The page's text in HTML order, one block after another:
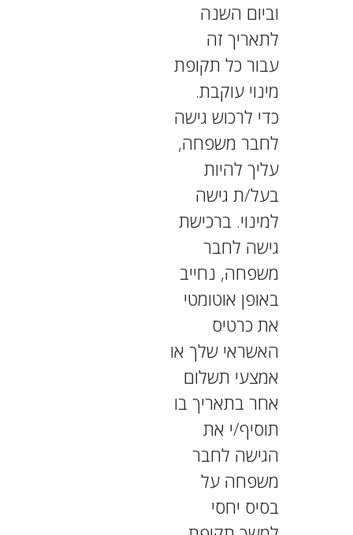
וביום השנה
לתאריך זה
עבור כל תקופת
מינוי עוקבת.
כדי לרכוש גישה
לחבר משפחה,
עליך להיות
בעל/ת גישה
למינוי. ברכישת
גישה לחבר
משפחה, נחייב
באופן אוטומטי
את כרטיס
האשראי שלך או
אמצעי תשלום
אחר בתאריך בו
תוסיף/י את
הגישה לחבר
משפחה על
בסיס יחסי